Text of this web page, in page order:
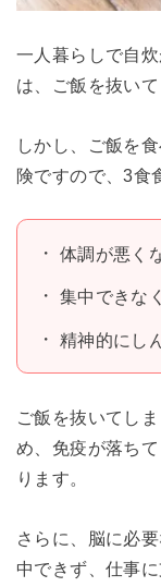
一人暮らしで自
は、ご飯を抜い
しかし、ご飯を
険ですので、3食
体調が悪く
集中できな
精神的にし
ご飯を抜いてし
め、免疫が落ち
ります。
さらに、脳に必
中できず、仕事